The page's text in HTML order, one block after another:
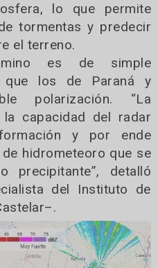
lo que permite
tormentas y predecir
el terreno.
es de simple
que los de Paraná y
polarización. “La
la capacidad del radar
y por ende
hidrometeoro que se
precipitante”, detalló
del Instituto de